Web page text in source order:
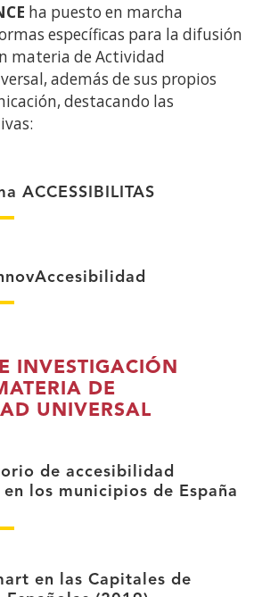
ha puesto en marcha
específicas para la difusión
materia de Actividad
además de sus propios
destacando las
ACCESSIBILITAS
INVESTIGACIÓN
DE
UNIVERSAL
de accesibilidad
los municipios de España
en las Capitales de